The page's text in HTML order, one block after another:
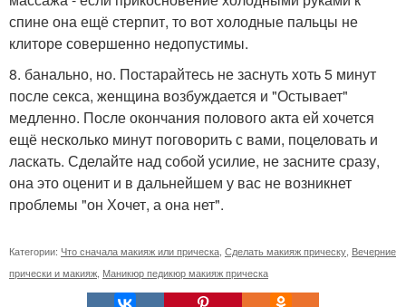
спине она ещё стерпит, то вот холодные пальцы не
клиторе совершенно недопустимы.
8. банально, но. Постарайтесь не заснуть хоть 5 минут
после секса, женщина возбуждается и "Остывает"
медленно. После окончания полового акта ей хочется
ещё несколько минут поговорить с вами, поцеловать и
ласкать. Сделайте над собой усилие, не засните сразу,
она это оценит и в дальнейшем у вас не возникнет
проблемы "он Хочет, а она нет".
Категории: Что сначала макияж или прическа, Сделать макияж прическу, Вечерние
прически и макияж, Маникюр педикюр макияж прическа